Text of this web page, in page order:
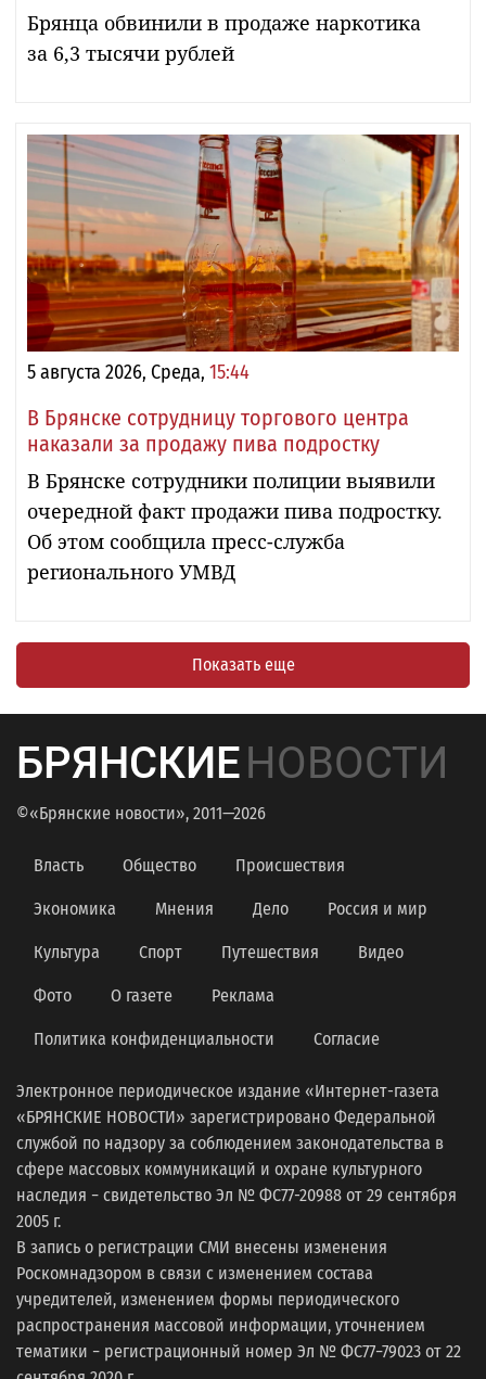
Брянца обвинили в продаже наркотика
за 6,3 тысячи рублей
5 августа 2026, Среда, 15:44
В Брянске сотрудницу торгового центра
наказали за продажу пива подростку
В Брянске сотрудники полиции выявили
очередной факт продажи пива подростку.
Об этом сообщила пресс-служба
регионального УМВД
Показать еще
БРЯНСКИЕНОВОСТИ
©«Брянские новости», 2011—2026
Власть Общество Происшествия
Экономика Мнения Дело Россия и мир
Культура Спорт Путешествия Видео
Фото О газете Реклама
Политика конфиденциальности Согласие
Электронное периодическое издание «Интернет-газета
«БРЯНСКИЕ НОВОСТИ» зарегистрировано Федеральной
службой по надзору за соблюдением законодательства в
сфере массовых коммуникаций и охране культурного
наследия − свидетельство Эл № ФС77-20988 от 29 сентября
2005 г.
В запись о регистрации СМИ внесены изменения
Роскомнадзором в связи с изменением состава
учредителей, изменением формы периодического
распространения массовой информации, уточнением
тематики − регистрационный номер Эл № ФС77−79023 от 22